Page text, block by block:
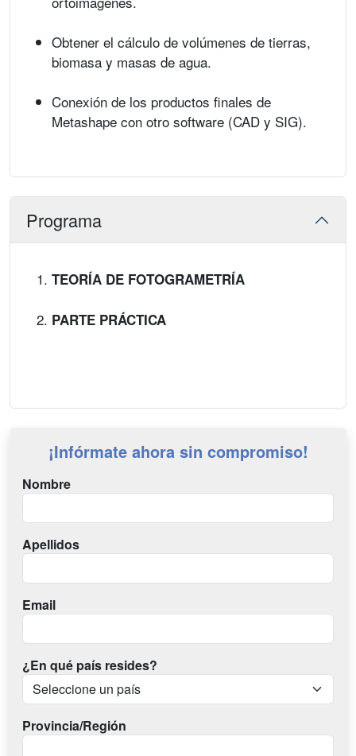
Obtener el cálculo de volúmenes de tierras,
biomasa y masas de agua.
Conexión de los productos finales de
Metashape con otro software (CAD y SIG).
Programa
TEORÍA DE FOTOGRAMETRÍA
PARTE PRÁCTICA
¡Infórmate ahora sin compromiso!
Nombre
Apellidos
Email
¿En qué país resides?
Provincia/Región